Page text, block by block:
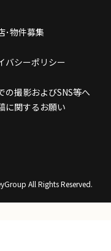
･物件募集
バシーポリシー
の撮影およびSNS等へ
に関するお願い
All Rights Reserved.